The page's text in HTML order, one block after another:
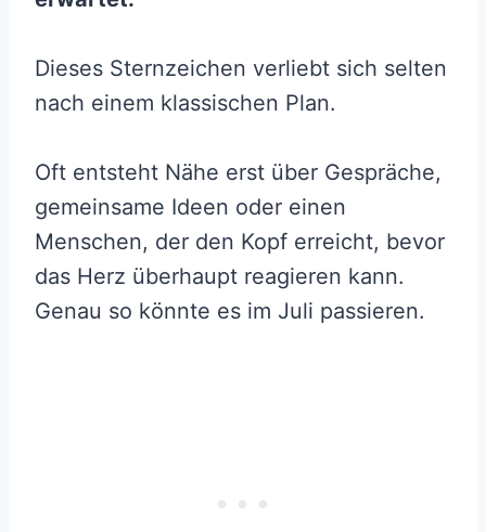
Dieses Sternzeichen verliebt sich selten
nach einem klassischen Plan.
Oft entsteht Nähe erst über Gespräche,
gemeinsame Ideen oder einen
Menschen, der den Kopf erreicht, bevor
das Herz überhaupt reagieren kann.
Genau so könnte es im Juli passieren.